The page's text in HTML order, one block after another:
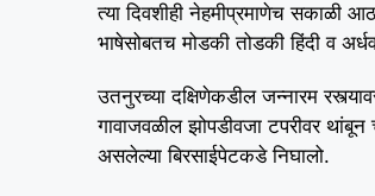
त्या दिवशीही नेहमीप्रमाणेच सकाळी
भाषेसोबतच मोडकी तोडकी हिंदी व
उतनुरच्या दक्षिणेकडील जन्नारम
गावाजवळील झोपडीवजा टपरीवर
असलेल्या बिरसाईपेटकडे निघालो.